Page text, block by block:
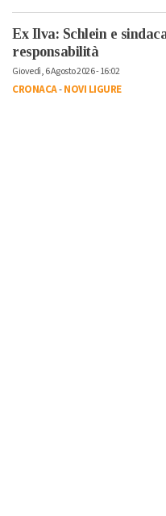
Ex Ilva: Schlein e
responsabilità
Giovedì, 6 Agosto 2026 - 16:02
CRONACA-NOVI LIGURE